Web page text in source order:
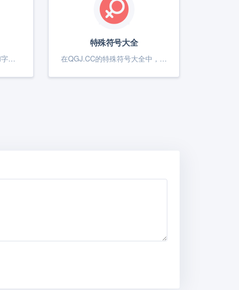
换行至空格转换器将文本和字符串中的换行符转换或替换为空格。纯在线工具，不上传服务器浏览器本地处理
特殊符号大全
在QGJ.CC的特殊符号大全中，您可以找到各种稀有、特殊的字符。无论是表情符号、货币符号、数学符号还是其他不常见的字符，我们都一一为您罗列。方便您快速查找、复制并粘贴到您的文本中。立即访问QGJ.CC，探索更多特殊符号！